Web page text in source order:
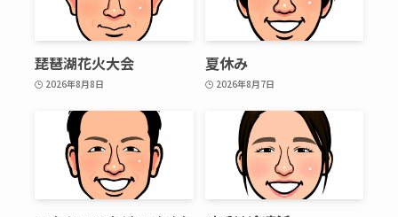
琵琶湖花火大会
2026年8月8日
夏休み
2026年8月7日